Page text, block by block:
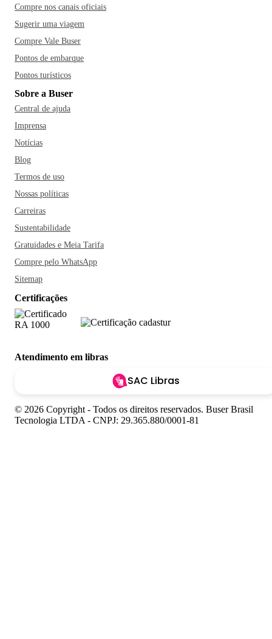
Compre nos canais oficiais
Sugerir uma viagem
Compre Vale Buser
Pontos de embarque
Pontos turísticos
Sobre a Buser
Central de ajuda
Imprensa
Notícias
Blog
Termos de uso
Nossas políticas
Carreiras
Sustentabilidade
Gratuidades e Meia Tarifa
Compre pelo WhatsApp
Sitemap
Certificações
Atendimento em libras
SAC Libras
© 2026 Copyright - Todos os direitos reservados. Buser Brasil
Tecnologia LTDA - CNPJ: 29.365.880/0001-81